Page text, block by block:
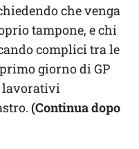
che venga
tampone, e chi
complici tra le
giorno di GP
lavorativi
(Continua dopo